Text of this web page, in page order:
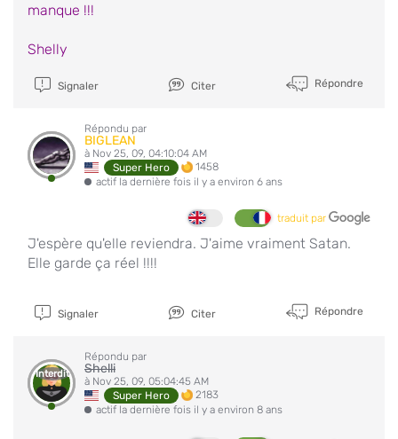
manque !!!
Shelly
Signaler Citer Répondre
Répondu par
BIGLEAN
à Nov 25, 09, 04:10:04 AM
Super Hero
1458
actif la dernière fois il y a environ 6 ans
traduit par
J'espère qu'elle reviendra. J'aime vraiment Satan.
Elle garde ça réel !!!!
Signaler Citer Répondre
Interdit
Répondu par
Shelli
à Nov 25, 09, 05:04:45 AM
Super Hero
2183
actif la dernière fois il y a environ 8 ans